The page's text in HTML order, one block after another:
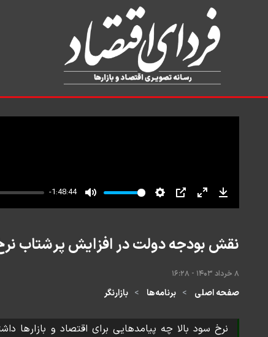
نقش بودجه دولت در افزایش پرشتاب
۸ خرداد ۱۴۰۳ - ۱۶:۲۸
صفحه اصلی برنامه‌ها بازارنگر
نرخ سود بالا چه پیامدهایی برای اقتصاد و